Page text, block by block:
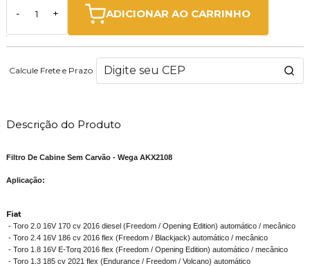
- + ADICIONAR AO CARRINHO
Calcule Frete e Prazo
Descrição do Produto
Filtro De Cabine Sem Carvão - Wega AKX2108
Aplicação:
Fiat
- Toro 2.0 16V 170 cv 2016 diesel (Freedom / Opening Edition) automático / mecânico
- Toro 2.4 16V 186 cv 2016 flex (Freedom / Blackjack) automático / mecânico
- Toro 1.8 16V E-Torq 2016 flex (Freedom / Opening Edition) automático / mecânico
- Toro 1.3 185 cv 2021 flex (Endurance / Freedom / Volcano) automático